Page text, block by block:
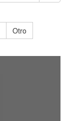
Otro